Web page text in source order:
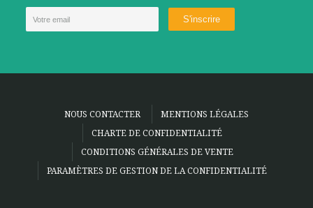
NOUS CONTACTER
MENTIONS LÉGALES
CHARTE DE CONFIDENTIALITÉ
CONDITIONS GÉNÉRALES DE VENTE
PARAMÈTRES DE GESTION DE LA CONFIDENTIALITÉ